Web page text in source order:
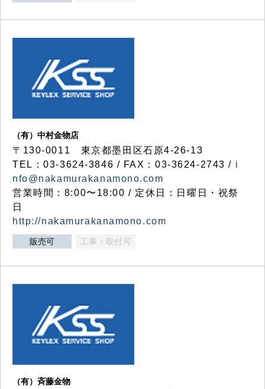
（有）中村金物店
〒130-0011 東京都墨田区石原4-26-13
TEL：03-3624-3846 / FAX：03-3624-2743 / i
nfo@nakamurakanamono.com
営業時間：8:00〜18:00 / 定休日：日曜日・祝祭
日
http://nakamurakanamono.com
販売可 工事・取付可
（有）斉藤金物